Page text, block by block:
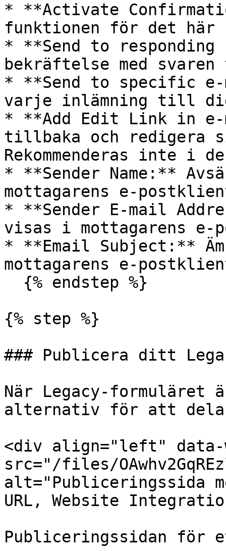
* **Activate
funktionen för det här
* **Send to
bekräftelse med
* **Send to specific
varje inlämning till
* **Add Edit Link in
tillbaka och redigera
Rekommenderas inte
* **Sender Name:**
mottagarens e-
* **Sender E-mail
visas i mottagarens
* **Email Subject:**
mottagarens e-
{% step %}
### Publicera ditt
När Legacy-formuläret
alternativ för att
<div align="left" data-
src="/files/
alt="Publiceringssida
URL, Website
Publiceringssidan för